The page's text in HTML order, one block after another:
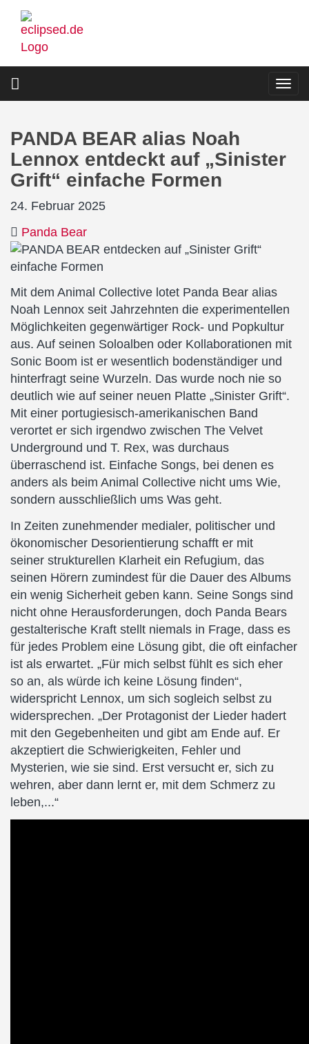
Direkt
zum
Inhalt
PANDA BEAR alias Noah
Lennox entdeckt auf „Sinister
Grift“ einfache Formen
24. Februar 2025
Panda Bear
Mit dem Animal Collective lotet Panda Bear alias
Noah Lennox seit Jahrzehnten die experimentellen
Möglichkeiten gegenwärtiger Rock- und Popkultur
aus. Auf seinen Soloalben oder Kollaborationen mit
Sonic Boom ist er wesentlich bodenständiger und
hinterfragt seine Wurzeln. Das wurde noch nie so
deutlich wie auf seiner neuen Platte „Sinister Grift“.
Mit einer portugiesisch-amerikanischen Band
verortet er sich irgendwo zwischen The Velvet
Underground und T. Rex, was durchaus
überraschend ist. Einfache Songs, bei denen es
anders als beim Animal Collective nicht ums Wie,
sondern ausschließlich ums Was geht.
In Zeiten zunehmender medialer, politischer und
ökonomischer Desorientierung schafft er mit
seiner strukturellen Klarheit ein Refugium, das
seinen Hörern zumindest für die Dauer des Albums
ein wenig Sicherheit geben kann. Seine Songs sind
nicht ohne Herausforderungen, doch Panda Bears
gestalterische Kraft stellt niemals in Frage, dass es
für jedes Problem eine Lösung gibt, die oft einfacher
ist als erwartet. „Für mich selbst fühlt es sich eher
so an, als würde ich keine Lösung finden“,
widerspricht Lennox, um sich sogleich selbst zu
widersprechen. „Der Protagonist der Lieder hadert
mit den Gegebenheiten und gibt am Ende auf. Er
akzeptiert die Schwierigkeiten, Fehler und
Mysterien, wie sie sind. Erst versucht er, sich zu
wehren, aber dann lernt er, mit dem Schmerz zu
leben,...“